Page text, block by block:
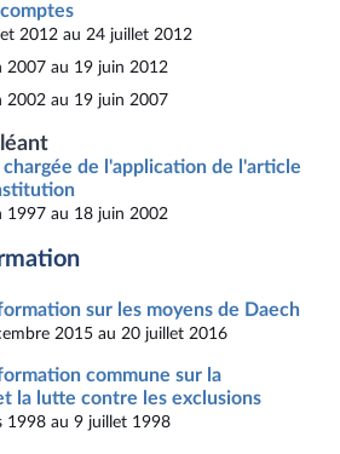
2012 au 24 juillet 2012
2007 au 19 juin 2012
2002 au 19 juin 2007
chargée de l'application de l'article
1997 au 18 juin 2002
sur les moyens de Daech
2015 au 20 juillet 2016
commune sur la
la lutte contre les exclusions
1998 au 9 juillet 1998